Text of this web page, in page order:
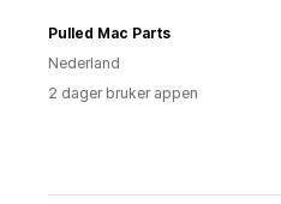
Pulled Mac Parts
Nederland
2 dager bruker appen